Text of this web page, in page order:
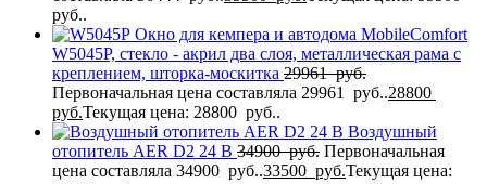
руб..
Окно для кемпера и автодома MobileComfort
W5045P, стекло - акрил два слоя, металлическая рама с
креплением, шторка-москитка 29961руб.
Первоначальная цена составляла 29961 руб..28800
руб.Текущая цена: 28800 руб..
Воздушный
отопитель AER D2 24 В 34900руб. Первоначальная
цена составляла 34900 руб..33500 руб.Текущая цена: